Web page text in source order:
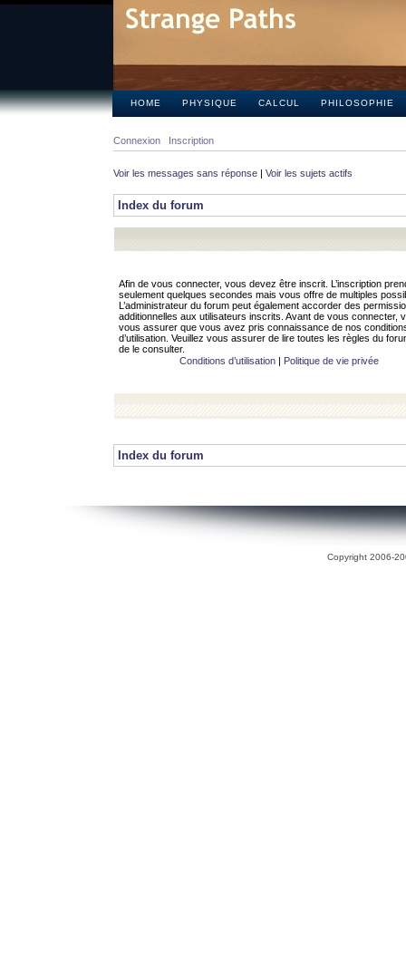
HOME PHYSIQUE CALCUL PHILOSOPHIE
Connexion Inscription
Voir les messages sans réponse | Voir les sujets actifs
Index du forum
Afin de vous connecter, vous devez être inscrit. L’inscription
seulement quelques secondes mais vous offre de multiples
L’administrateur du forum peut également accorder des
additionnelles aux utilisateurs inscrits. Avant de vous connecter,
vous assurer que vous avez pris connaissance de nos
d’utilisation. Veuillez vous assurer de lire toutes les règles du
de le consulter.
Conditions d’utilisation| Politique de vie privée
Index du forum
Copyright 2006-